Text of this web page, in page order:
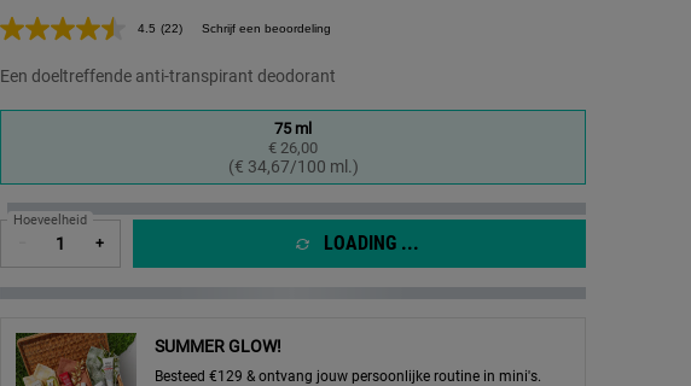
4.5 Lees
beoordelingen.
paginalink.
(22) Schrijf een beoordeling
Een doeltreffende anti-transpirant deodorant
Geselecteerd
75 ml
€ 26,00
(€ 34,67/100 ml.)
, 1 of 1
Hoeveelheid
+ LOADING ...
SUMMER GLOW!
Besteed €129 & ontvang jouw persoonlijke routine in mini's.